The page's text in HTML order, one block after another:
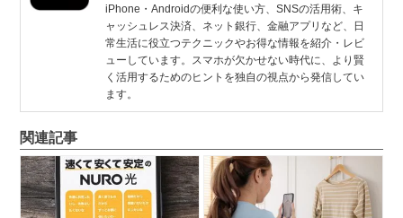
iPhone・Androidの便利な使い方、SNSの活用術、キ
ャッシュレス決済、ネット銀行、金融アプリなど、日
常生活に役立つテクニックやお得な情報を紹介・レビ
ューしています。スマホが欠かせない時代に、より賢
く活用するためのヒントを独自の視点から発信してい
ます。
関連記事